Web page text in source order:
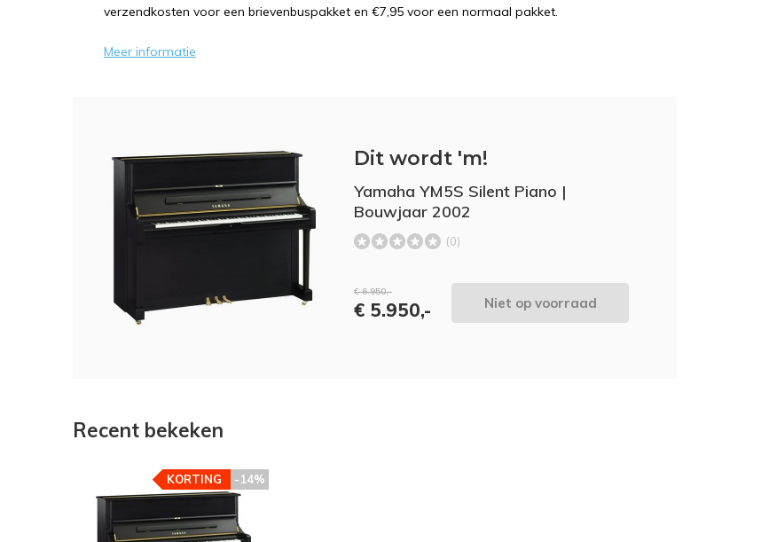
verzendkosten voor een brievenbuspakket en €7,95 voor een normaal pakket.
Meer informatie
Dit wordt 'm!
Yamaha YM5S Silent Piano |
Bouwjaar 2002
(0)
€ 6.950,-
€ 5.950,- Niet op voorraad
Recent bekeken
-14%
KORTING